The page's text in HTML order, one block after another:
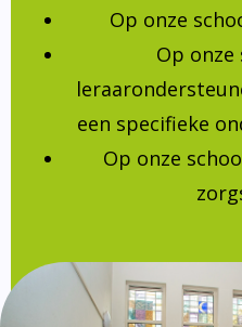
Op onze
Op onze
een specifieke
Op onze